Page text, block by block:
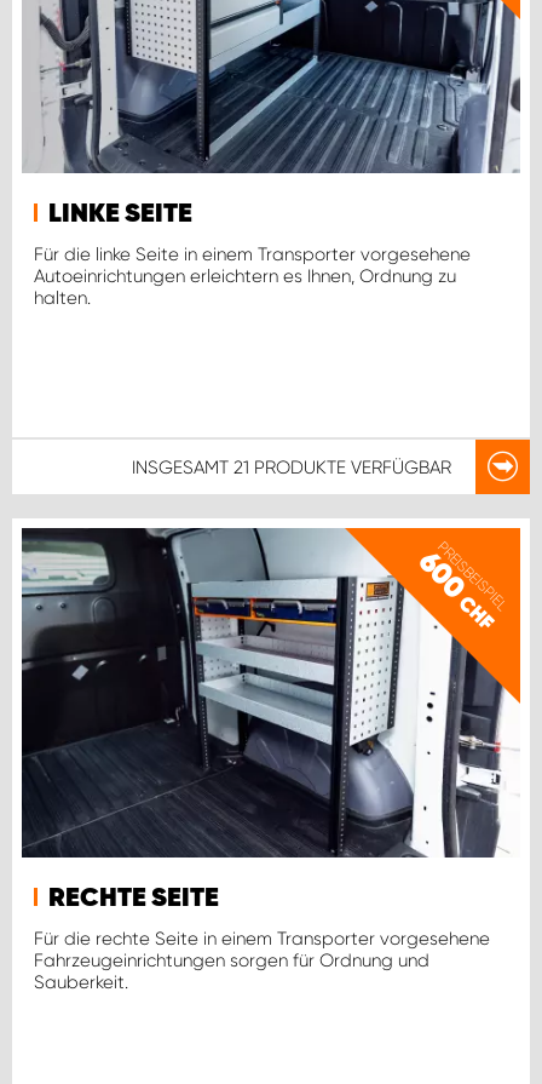
LINKE SEITE
Für die linke Seite in einem Transporter vorgesehene
Autoeinrichtungen erleichtern es Ihnen, Ordnung zu
halten.
INSGESAMT 21 PRODUKTE VERFÜGBAR
PREISBEISPIEL
600
CHF
RECHTE SEITE
Für die rechte Seite in einem Transporter vorgesehene
Fahrzeugeinrichtungen sorgen für Ordnung und
Sauberkeit.